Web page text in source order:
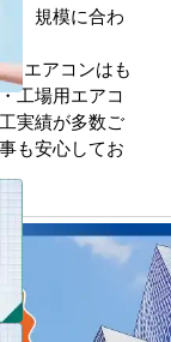
、規模に合わ
エアコンはも
工場用エアコ
実績が多数ご
も安心してお